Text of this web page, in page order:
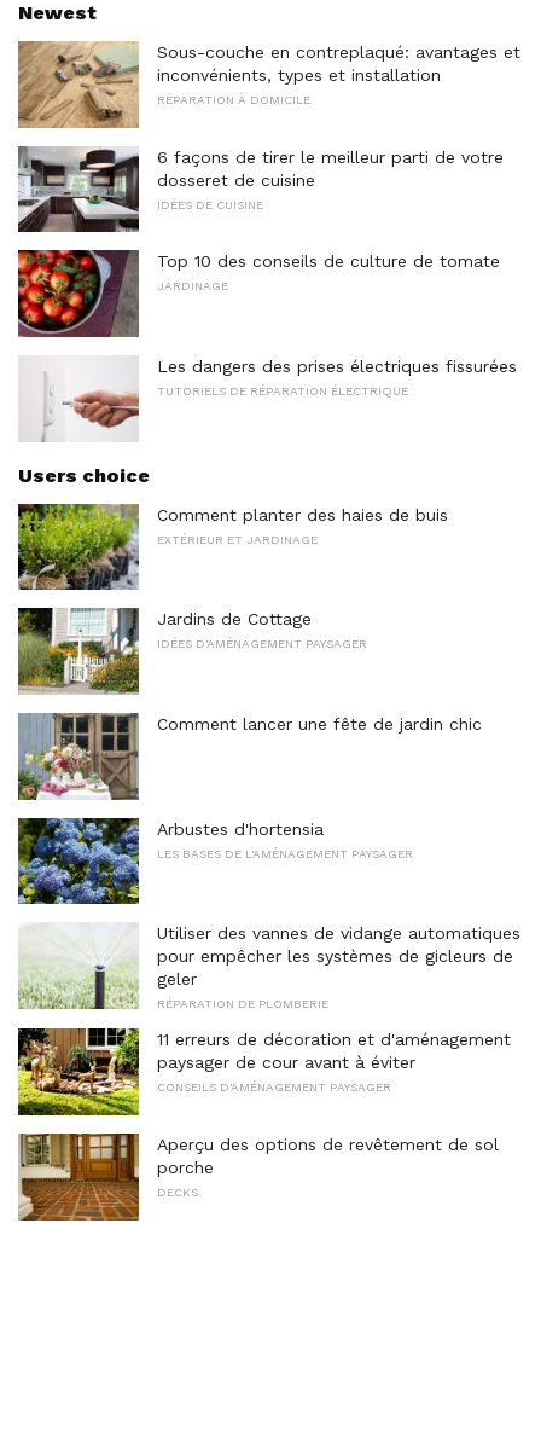
Newest
Sous-couche en contreplaqué: avantages et
inconvénients, types et installation
RÉPARATION À DOMICILE
6 façons de tirer le meilleur parti de votre
dosseret de cuisine
IDÉES DE CUISINE
Top 10 des conseils de culture de tomate
JARDINAGE
Les dangers des prises électriques fissurées
TUTORIELS DE RÉPARATION ÉLECTRIQUE
Users choice
Comment planter des haies de buis
EXTÉRIEUR ET JARDINAGE
Jardins de Cottage
IDÉES D'AMÉNAGEMENT PAYSAGER
Comment lancer une fête de jardin chic
Arbustes d'hortensia
LES BASES DE L'AMÉNAGEMENT PAYSAGER
Utiliser des vannes de vidange automatiques
pour empêcher les systèmes de gicleurs de
geler
RÉPARATION DE PLOMBERIE
11 erreurs de décoration et d'aménagement
paysager de cour avant à éviter
CONSEILS D'AMÉNAGEMENT PAYSAGER
Aperçu des options de revêtement de sol
porche
DECKS